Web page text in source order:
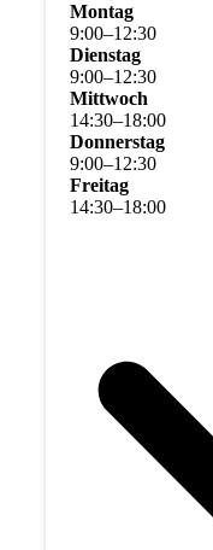
Montag
9:00–12:30
Dienstag
9:00–12:30
Mittwoch
14:30–18:00
Donnerstag
9:00–12:30
Freitag
14:30–18:00